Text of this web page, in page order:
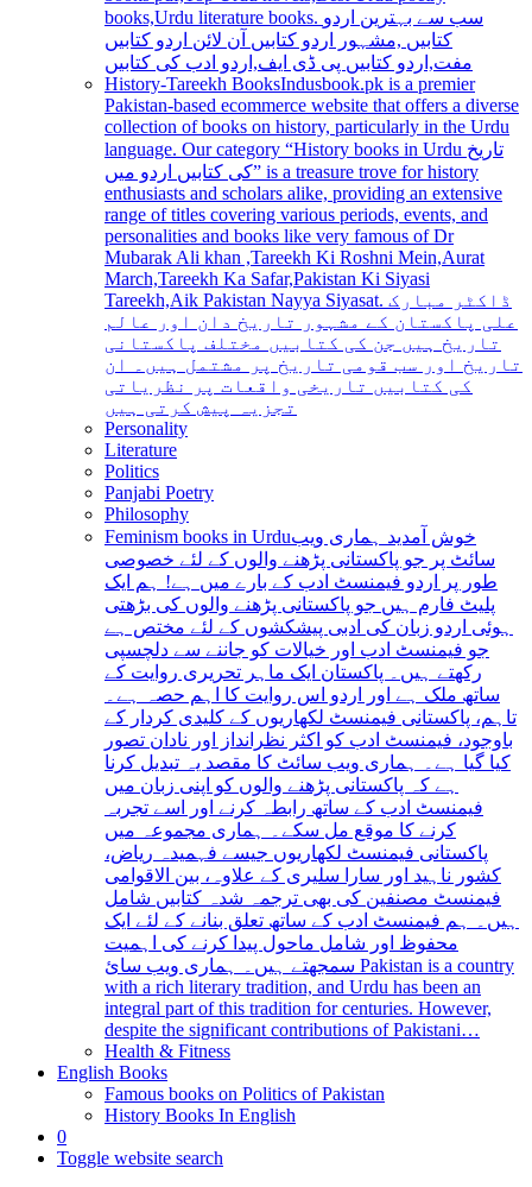
books,Urdu literature books. سب سے بہترین اردو
کتابیں ,مشہور اردو کتابیں آن لائن اردو کتابیں
مفت,اردو کتابیں پی ڈی ایف,اردو ادب کی کتابیں
History-Tareekh BooksIndusbook.pk is a premier
Pakistan-based ecommerce website that offers a diverse
collection of books on history, particularly in the Urdu
language. Our category “History books in Urdu تاریخ
کی کتابیں اردو میں” is a treasure trove for history
enthusiasts and scholars alike, providing an extensive
range of titles covering various periods, events, and
personalities and books like very famous of Dr
Mubarak Ali khan ,Tareekh Ki Roshni Mein,Aurat
March,Tareekh Ka Safar,Pakistan Ki Siyasi
Tareekh,Aik Pakistan Nayya Siyasat. ڈاکٹر مبارک
علی پاکستان کے مشہور تاریخ دان اور عالم
تاریخ ہیں جن کی کتابیں مختلف پاکستانی
تاریخ اور سب قومی تاریخ پر مشتمل ہیں۔ ان
کی کتابیں تاریخی واقعات پر نظریاتی
تجزیہ پیش کرتی ہیں
Personality
Literature
Politics
Panjabi Poetry
Philosophy
Feminism books in Urduخوش آمدید ہماری ویب
سائٹ پر جو پاکستانی پڑھنے والوں کے لئے خصوصی
طور پر اردو فیمنسٹ ادب کے بارے میں ہے! ہم ایک
پلیٹ فارم ہیں جو پاکستانی پڑھنے والوں کی بڑھتی
ہوئی اردو زبان کی ادبی پیشکشوں کے لئے مختص ہے
جو فیمنسٹ ادب اور خیالات کو جاننے سے دلچسپی
رکھتے ہیں۔ پاکستان ایک ماہر تحریری روایت کے
ساتھ ملک ہے اور اردو اس روایت کا اہم حصہ ہے۔
تاہم، پاکستانی فیمنسٹ لکھاریوں کے کلیدی کردار کے
باوجود، فیمنسٹ ادب کو اکثر نظرانداز اور نادان تصور
کیا گیا ہے۔ ہماری ویب سائٹ کا مقصد یہ تبدیل کرنا
ہے کہ پاکستانی پڑھنے والوں کو اپنی زبان میں
فیمنسٹ ادب کے ساتھ رابطہ کرنے اور اسے تجربہ
کرنے کا موقع مل سکے۔ ہماری مجموعہ میں
پاکستانی فیمنسٹ لکھاریوں جیسے فہمیدہ ریاض،
کشور ناہید اور سارا سلیری کے علاوہ، بین الاقوامی
فیمنسٹ مصنفین کی بھی ترجمہ شدہ کتابیں شامل
ہیں۔ ہم فیمنسٹ ادب کے ساتھ تعلق بنانے کے لئے ایک
محفوظ اور شامل ماحول پیدا کرنے کی اہمیت
سمجھتے ہیں۔ ہماری ویب سائ Pakistan is a country
with a rich literary tradition, and Urdu has been an
integral part of this tradition for centuries. However,
despite the significant contributions of Pakistani…
Health & Fitness
English Books
Famous books on Politics of Pakistan
History Books In English
0
Toggle website search